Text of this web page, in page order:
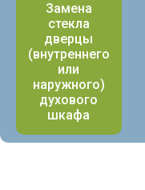
Замена
стекла
дверцы
(внутреннего
или
наружного)
духового
шкафа